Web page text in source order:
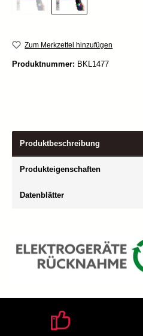
Zum Merkzettel hinzufügen
Produktnummer: BKL1477
Produktbeschreibung
Produkteigenschaften
Datenblätter